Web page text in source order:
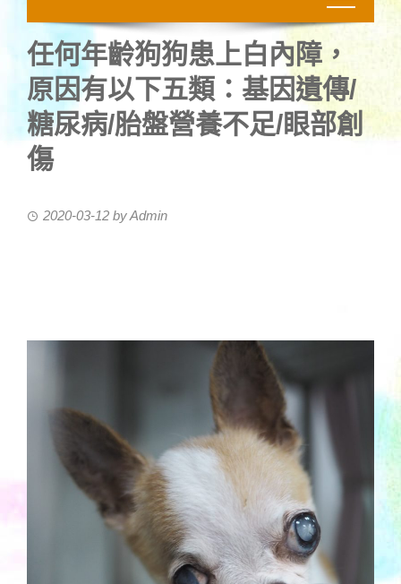
任何年齡狗狗患上白內障，
原因有以下五類：基因遺傳/
糖尿病/胎盤營養不足/眼部創
傷
2020-03-12 byAdmin